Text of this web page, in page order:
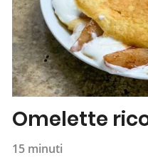
Omelette
15 minuti